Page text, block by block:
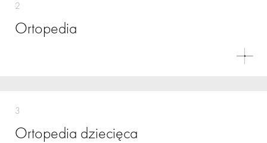
2
Ortopedia
3
Ortopedia dziecięca